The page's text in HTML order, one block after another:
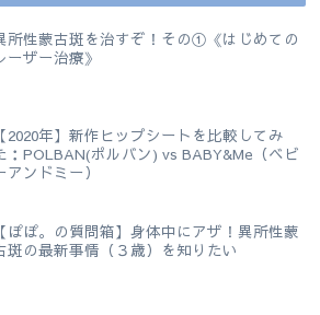
所性蒙古斑を治すぞ！その①《はじめての
ーザー治療》
【2020年】新作ヒップシートを比較してみ
：POLBAN(ポルバン) vs BABY&Me（ベビ
アンドミー）
【ぽぽ。の質問箱】身体中にアザ！異所性蒙
斑の最新事情（３歳）を知りたい